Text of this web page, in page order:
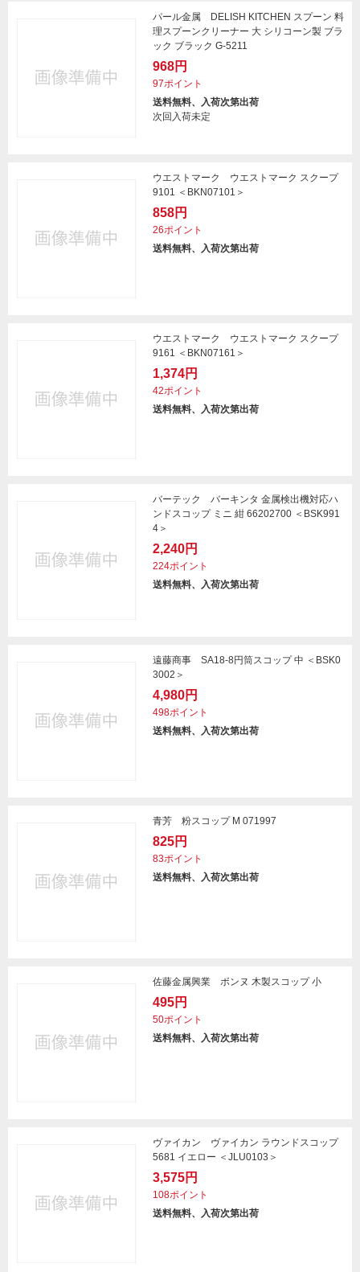
パール金属 DELISH KITCHEN スプーン 料
理スプーンクリーナー 大 シリコーン製 ブラ
ック ブラック G-5211
968円
97ポイント
送料無料、入荷次第出荷
次回入荷未定
ウエストマーク ウエストマーク スクープ
9101 ＜BKN07101＞
858円
26ポイント
送料無料、入荷次第出荷
ウエストマーク ウエストマーク スクープ
9161 ＜BKN07161＞
1,374円
42ポイント
送料無料、入荷次第出荷
バーテック バーキンタ 金属検出機対応ハ
ンドスコップ ミニ 紺 66202700 ＜BSK991
4＞
2,240円
224ポイント
送料無料、入荷次第出荷
遠藤商事 SA18-8円筒スコップ 中 ＜BSK0
3002＞
4,980円
498ポイント
送料無料、入荷次第出荷
青芳 粉スコップ M 071997
825円
83ポイント
送料無料、入荷次第出荷
佐藤金属興業 ボンヌ 木製スコップ 小
495円
50ポイント
送料無料、入荷次第出荷
ヴァイカン ヴァイカン ラウンドスコップ
5681 イエロー ＜JLU0103＞
3,575円
108ポイント
送料無料、入荷次第出荷